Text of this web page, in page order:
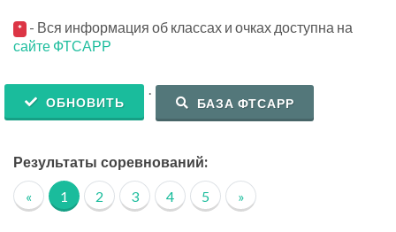
* - Вся информация об классах и очках доступна на
сайте ФТСАРР
ОБНОВИТЬ
.
БАЗА ФТСАРР
Результаты соревнований:
« 1 2 3 4 5 »